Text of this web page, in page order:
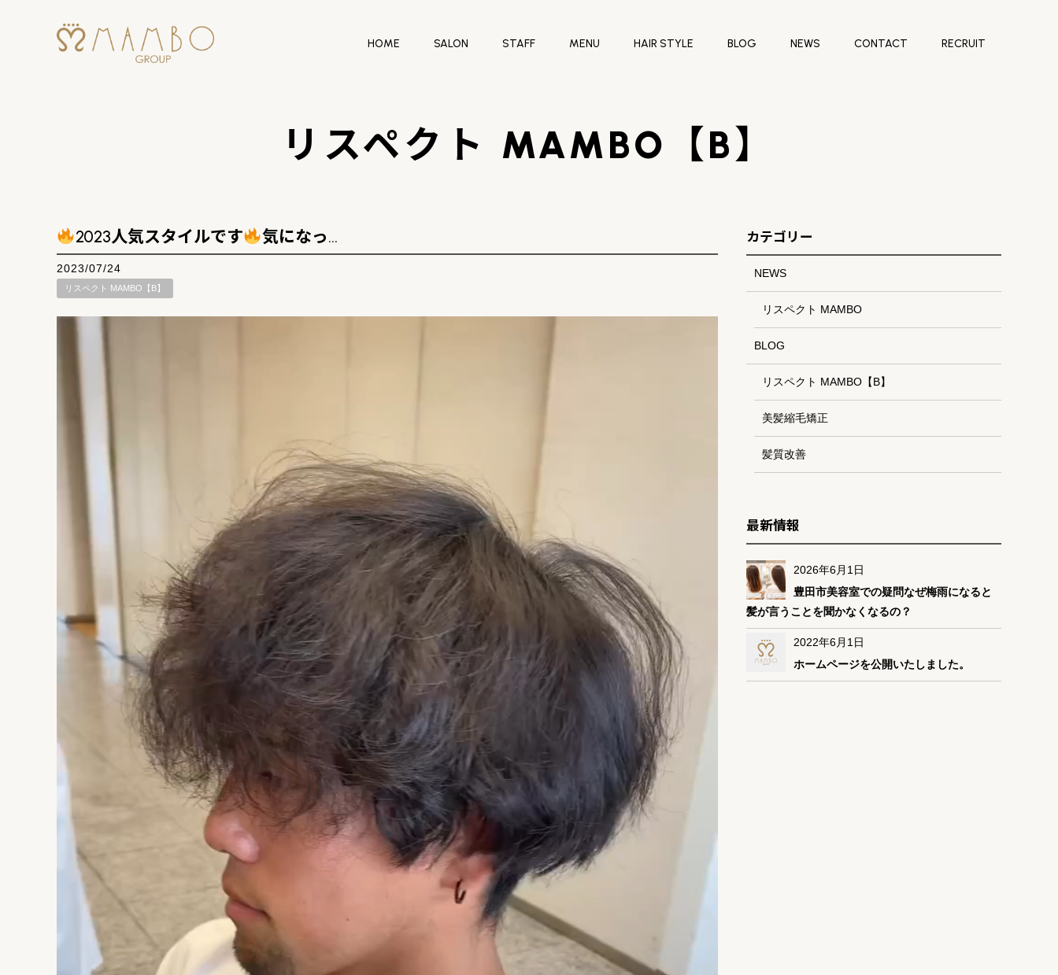
HOME SALON STAFF MENU HAIR STYLE BLOG NEWS CONTACT RECRUIT
リスペクト MAMBO【B】
2023人気スタイルです 気になっ…
2023/07/24
リスペクト MAMBO【B】
カテゴリー
NEWS
リスペクト MAMBO
BLOG
リスペクト MAMBO【B】
美髪縮毛矯正
髪質改善
最新情報
2026年6月1日
豊田市美容室での疑問なぜ梅雨になると
髪が言うことを聞かなくなるの？
2022年6月1日
ホームページを公開いたしました。